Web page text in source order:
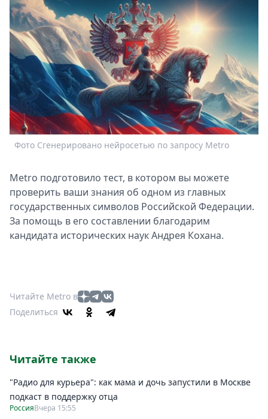
Пресс-
релизы
О
Metro
Стримы
Спецпроекты
Звезды
Выборы
2026
Скачай
Фото Сгенерировано нейросетью по запросу Metro
Metro подготовило тест, в котором вы можете
проверить ваши знания об одном из главных
государственных символов Российской Федерации.
За помощь в его составлении благодарим
кандидата исторических наук Андрея Кохана.
Читайте Metro в
Поделиться
Читайте также
"Радио для курьера": как мама и дочь запустили в Москве
подкаст в поддержку отца
РоссияВчера 15:55